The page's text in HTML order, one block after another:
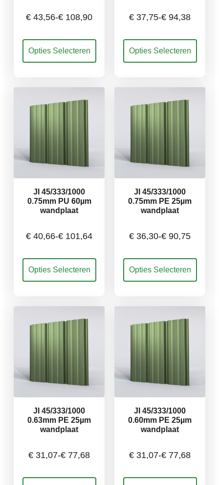
€ 43,56-€ 108,90
€ 43,56
€ 108,90
Opties Selecteren
Dit
product
heeft
optie
op
de
€ 37,75-€ 94,38
€ 37,75
€ 94,38
Opties Selecteren
Dit
product
heeft
optie
op
de
JI 45/333/1000
0.75mm PU 60µm
wandplaat
€ 40,66-€ 101,64
€ 40,66
€ 101,64
Opties Selecteren
Dit
product
heeft
optie
op
de
JI 45/333/1000
0.75mm PE 25µm
wandplaat
€ 36,30-€ 90,75
€ 36,30
€ 90,75
Opties Selecteren
Dit
product
heeft
optie
op
de
JI 45/333/1000
0.63mm PE 25µm
wandplaat
€ 31,07-€ 77,68
Dit
JI 45/333/1000
0.60mm PE 25µm
wandplaat
€ 31,07-€ 77,68
Dit